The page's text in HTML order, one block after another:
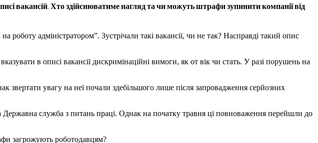
вакансій. Хто здійснюватиме нагляд та чи можуть штрафи зупинити компанії від
роботу адміністратором”. Зустрічали такі вакансії, чи не так? Насправді такий опис
в описі вакансії дискримінаційні вимоги, як от вік чи стать. У разі порушень на
звертати увагу на неї почали здебільшого лише після запровадження серйозних
служба з питань праці. Однак на початку травня ці повноваження перейшли до
загрожують роботодавцям?